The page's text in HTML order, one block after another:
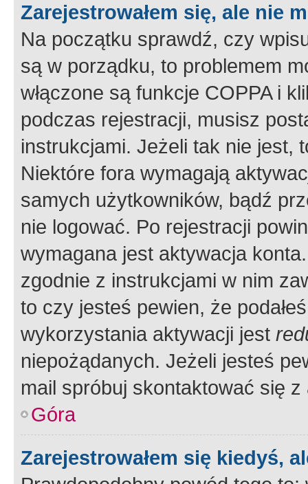
Zarejestrowałem się, ale nie
Na początku sprawdź, czy
są w porządku, to problemem
włączone są funkcje COPPA i
podczas rejestracji, musisz
instrukcjami. Jeżeli tak nie jest,
Niektóre fora wymagają
samych użytkowników, bądź
nie logować. Po rejestracji
wymagana jest aktywacja
zgodnie z instrukcjami w nim
to czy jesteś pewien, że
wykorzystania aktywacji jest
niepożądanych. Jeżeli jesteś
mail spróbuj skontaktować się
Góra
Zarejestrowałem się kiedyś,